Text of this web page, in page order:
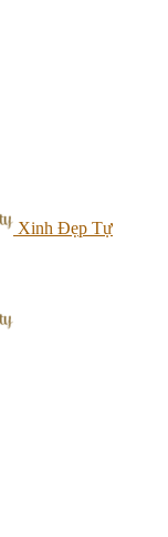
Xinh Đẹp Tự